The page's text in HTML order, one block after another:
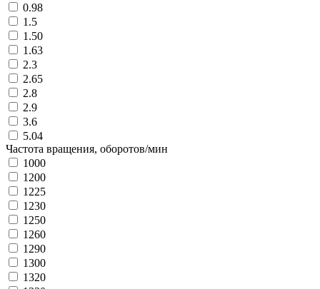
0.98
1.5
1.50
1.63
2.3
2.65
2.8
2.9
3.6
5.04
Частота вращения, оборотов/мин
1000
1200
1225
1230
1250
1260
1290
1300
1320